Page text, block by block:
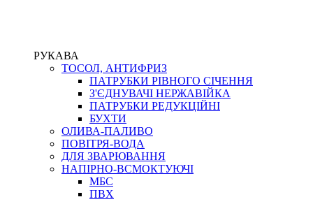
РУКАВА
ТОСОЛ, АНТИФРИЗ
ПАТРУБКИ РІВНОГО СІЧЕННЯ
З'ЄДНУВАЧІ НЕРЖАВІЙКА
ПАТРУБКИ РЕДУКЦІЙНІ
БУХТИ
ОЛИВА-ПАЛИВО
ПОВІТРЯ-ВОДА
ДЛЯ ЗВАРЮВАННЯ
НАПІРНО-ВСМОКТУЮЧІ
МБС
ПВХ